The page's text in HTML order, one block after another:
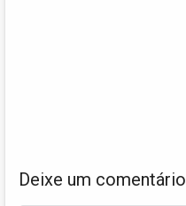
Deixe um comentário